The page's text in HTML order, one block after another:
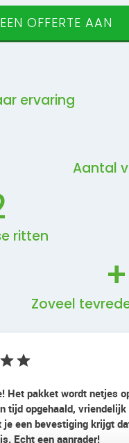
OFFERTE AAN
ervaring
Aantal
ritten
+
Zoveel
Het pakket wordt netjes
tijd opgehaald, vriendelijk
je een bevestiging krijgt
Echt een aanrader!